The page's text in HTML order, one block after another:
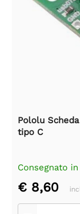
Pololu
tipo C
Consegnato
€ 8,60